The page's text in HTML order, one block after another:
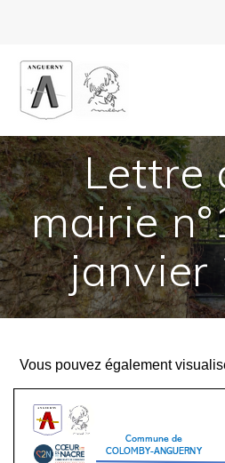
Lettre
mairie
janvier
Vous pouvez également